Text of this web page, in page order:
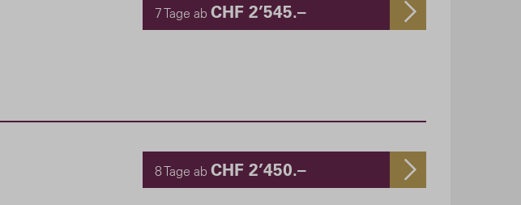
7 Tage ab CHF 2’545.–
8 Tage ab CHF 2’450.–